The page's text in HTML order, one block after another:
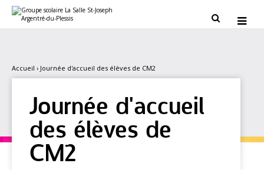
contenu.
personnels
 
Accueil › Journée d'accueil des élèves de CM2
Journée d'accueil
des élèves de
CM2